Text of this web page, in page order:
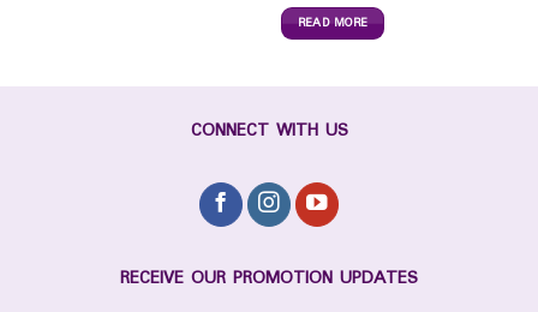
READ MORE
CONNECT WITH US
RECEIVE OUR PROMOTION UPDATES